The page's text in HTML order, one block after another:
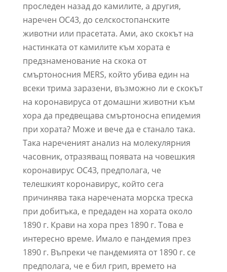
проследен назад до камилите, а другия,
наречен OC43, до селскостопанските
животни или прасетата. Ами, ако скокът на
настинката от камилите към хората е
предзнаменование на скока от
смъртоносния MERS, който убива един на
всеки трима заразени, възможно ли е скокът
на коронавируса от домашни животни към
хора да предвещава смъртоносна епидемия
при хората? Може и вече да е станало така.
Така нареченият анализ на молекулярния
часовник, отразяващ появата на човешкия
коронавирус OC43, предполага, че
телешкият коронавирус, който сега
причинява така наречената морска треска
при добитъка, е предаден на хората около
1890 г. Крави на хора през 1890 г. Това е
интересно време. Имало е пандемия през
1890 г. Въпреки че пандемията от 1890 г. се
предполага, че е бил грип, времето на